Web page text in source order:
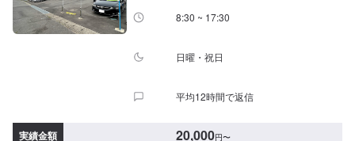
8:30 ~ 17:30
日曜・祝日
平均12時間で返信
実績金額 20,000円〜